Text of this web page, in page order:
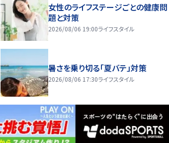
女性のライフステージごとの健康問
題と対策
2026/08/06 19:00ライフスタイル
暑さを乗り切る「夏バテ」対策
2026/08/06 17:30ライフスタイル